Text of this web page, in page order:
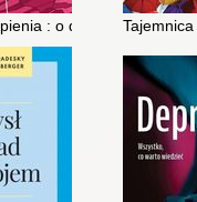
: o depresji młodzieży